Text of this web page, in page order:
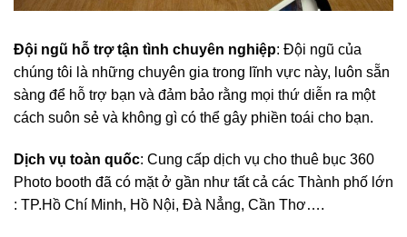
Đội ngũ hỗ trợ tận tình chuyên nghiệp: Đội ngũ của
chúng tôi là những chuyên gia trong lĩnh vực này, luôn sẵn
sàng để hỗ trợ bạn và đảm bảo rằng mọi thứ diễn ra một
cách suôn sẻ và không gì có thể gây phiền toái cho bạn.
Dịch vụ toàn quốc: Cung cấp dịch vụ cho thuê bục 360
Photo booth đã có mặt ở gần như tất cả các Thành phố lớn
: TP.Hồ Chí Minh, Hồ Nội, Đà Nẳng, Cần Thơ….